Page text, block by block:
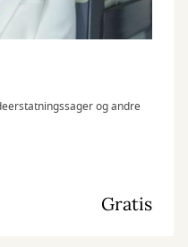
og andre
Gratis